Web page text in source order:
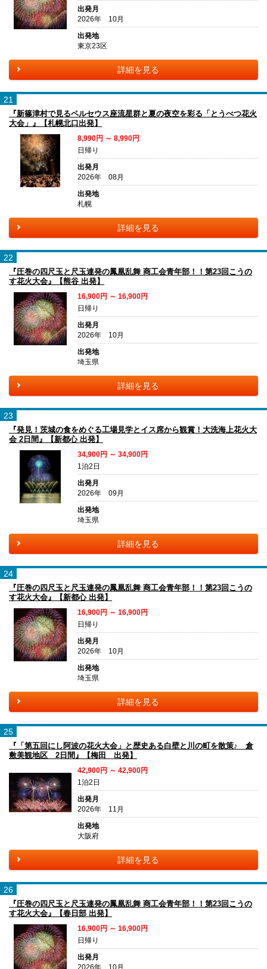
出発月
2026年 10月
出発地
東京23区
詳細を見る
21
『新篠津村で見るペルセウス座流星群と夏の夜空を彩る「とうべつ花火
大会」』【札幌北口出発】
8,990円 ～ 8,990円
日帰り
出発月
2026年 08月
出発地
札幌
詳細を見る
22
『圧巻の四尺玉と尺玉連発の鳳凰乱舞 商工会青年部！！第23回こうの
す花火大会』【熊谷 出発】
16,900円 ～ 16,900円
日帰り
出発月
2026年 10月
出発地
埼玉県
詳細を見る
23
『発見！茨城の食をめぐる工場見学とイス席から観賞！大洗海上花火大
会 2日間』【新都心 出発】
34,900円 ～ 34,900円
1泊2日
出発月
2026年 09月
出発地
埼玉県
詳細を見る
24
『圧巻の四尺玉と尺玉連発の鳳凰乱舞 商工会青年部！！第23回こうの
す花火大会』【新都心 出発】
16,900円 ～ 16,900円
日帰り
出発月
2026年 10月
出発地
埼玉県
詳細を見る
25
『「第五回にし阿波の花火大会」と歴史ある白壁と川の町を散策♪ 倉
敷美観地区 2日間』【梅田 出発】
42,900円 ～ 42,900円
1泊2日
出発月
2026年 11月
出発地
大阪府
詳細を見る
26
『圧巻の四尺玉と尺玉連発の鳳凰乱舞 商工会青年部！！第23回こうの
す花火大会』【春日部 出発】
16,900円 ～ 16,900円
日帰り
出発月
2026年 10月